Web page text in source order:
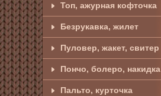
Топ, ажурная кофточка
Безрукавка, жилет
Пуловер, жакет, свитер
Пончо, болеро, накидка
Пальто, курточка